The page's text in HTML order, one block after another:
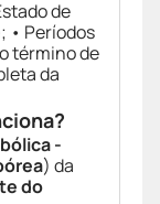
de
; • Períodos
término de
da
-
) da
do